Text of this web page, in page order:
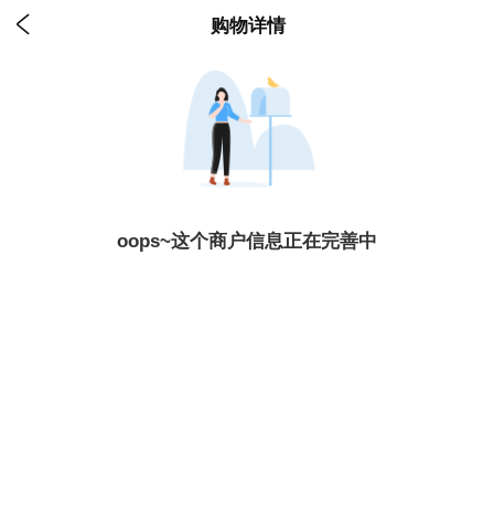
 购物详情
oops~这个商户信息正在完善中